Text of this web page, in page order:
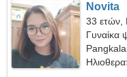
Novita
33 ετών,
Γυναίκα